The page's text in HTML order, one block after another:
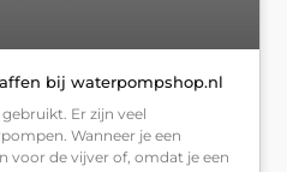
bij waterpompshop.nl
Er zijn veel
Wanneer je een
voor de vijver of, omdat je een